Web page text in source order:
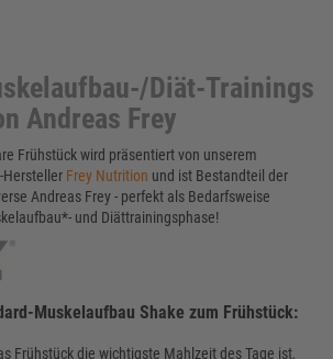
Diät-Trainings
Andreas Frey
Frühstück wird präsentiert von unserem
Hersteller Frey Nutrition und ist Bestandteil der
Andreas Frey - perfekt als Bedarfsweise
und Diättrainingsphase!
Muskelaufbau Shake zum Frühstück:
Frühstück die wichtigste Mahlzeit des Tage ist,